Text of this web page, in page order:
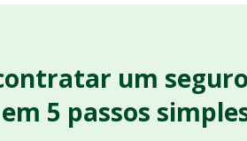
um
em 5 passos